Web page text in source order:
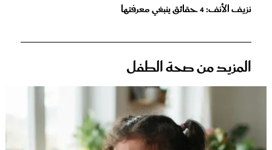
نزيف الأنف: 4 حقائق ينبغي معرفتها
المزيد من صحة الطفل